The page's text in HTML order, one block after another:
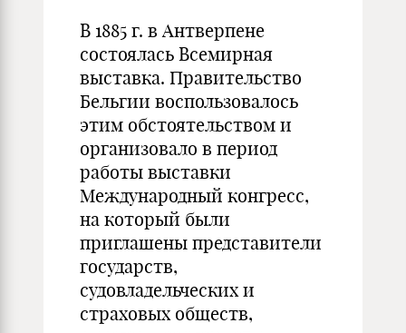
В 1885 г. в Антверпене
состоялась Всемирная
выставка. Правительство
Бельгии воспользовалось
этим обстоятельством и
организовало в период
работы выставки
Международный конгресс,
на который были
приглашены представители
государств,
судовладельческих и
страховых обществ,